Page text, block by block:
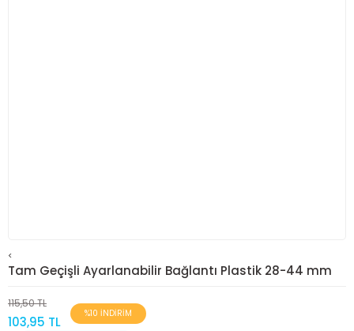
<
Tam Geçişli Ayarlanabilir Bağlantı Plastik 28-44 mm
115,50 TL
103,95 TL
%10 İNDİRİM